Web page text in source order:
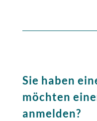
Sie haben
möchten
anmelden?